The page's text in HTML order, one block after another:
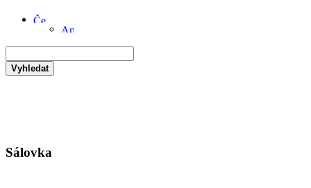
Vyhledat
Sálovka